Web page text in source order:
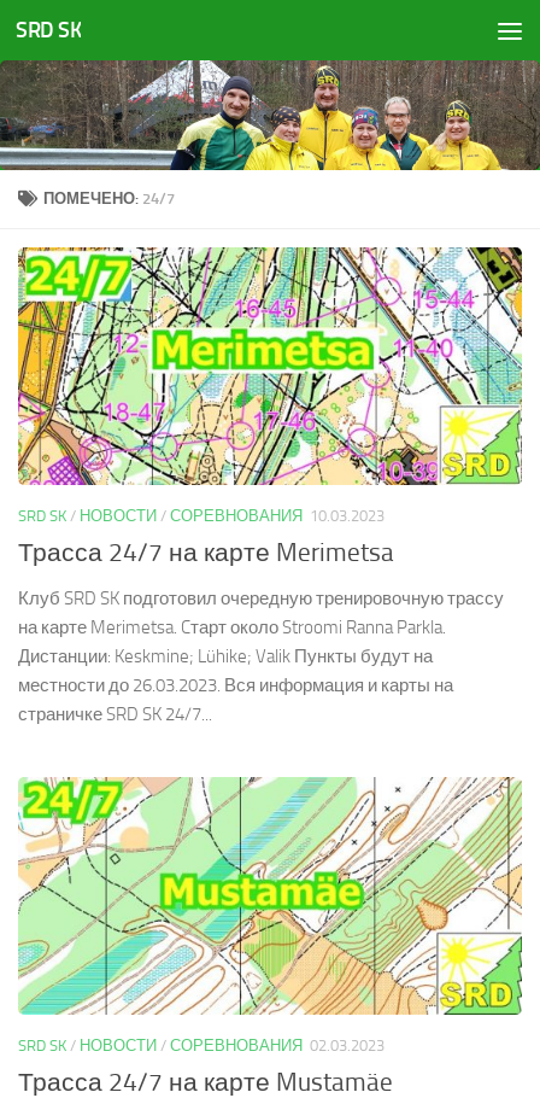
Перейти к содержимому
SRD SK
ПОМЕЧЕНО: 24/7
SRD SK / НОВОСТИ / СОРЕВНОВАНИЯ 10.03.2023
Трасса 24/7 на карте Merimetsa
Клуб SRD SK подготовил очередную тренировочную трассу
на карте Merimetsa. Cтарт около Stroomi Ranna Parkla.
Дистанции: Keskmine; Lühike; Valik Пункты будут на
местности до 26.03.2023. Вся информация и карты на
страничке SRD SK 24/7...
SRD SK / НОВОСТИ / СОРЕВНОВАНИЯ 02.03.2023
Трасса 24/7 на карте Mustamäe